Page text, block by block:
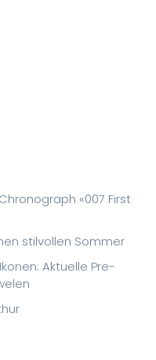
«007 First
stilvollen Sommer
Aktuelle Pre-